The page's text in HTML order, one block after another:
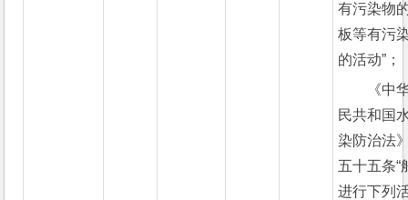
有污染物
板等有污
的活动”；
《中
民共和国
染防治法
五十五条“
进行下列